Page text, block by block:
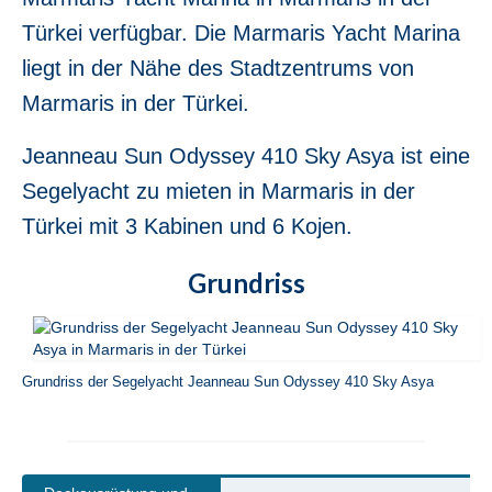
Fethiye in der Türkei
Türkei
Beneteau Oceanis 37 Glen Rosa in Fethiye
Beneteau Oceanis 38.1 Helena in Fethiye
in der Türkei
Beneteau Cyclades 39.3 Six Pack in
Beneteau Oceanis 40 Violet in Fethiye in
der Türkei
Beneteau Oceanis 41 Tina in Fethiye in der
Türkei verfügbar. Die Marmaris Yacht Marina
liegt in der Nähe des Stadtzentrums von
Marmaris in der Türkei.
Jeanneau Sun Odyssey 410 Sky Asya ist eine
Segelyacht zu mieten in Marmaris in der
Türkei mit 3 Kabinen und 6 Kojen.
Grundriss
Grundriss der Segelyacht Jeanneau Sun Odyssey 410 Sky Asya